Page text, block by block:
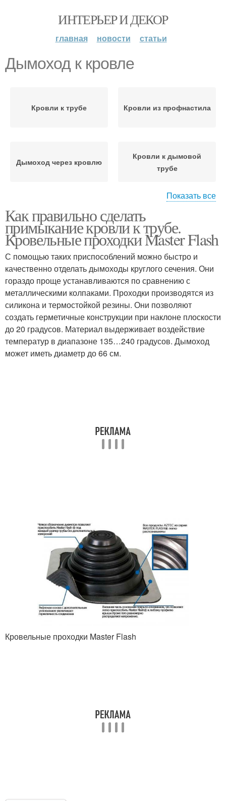
ИНТЕРЬЕР И ДЕКОР
главная новости статьи
Дымоход к кровле
Кровли к трубе Кровли из профнастила
Дымоход через кровлю
Кровли к дымовой
трубе
Трубы к кровле Мягкая кровля
Кровли к круглой трубе
Показать все
Как правильно сделать
примыкание кровли к трубе.
Кровельные проходки Master Flash
С помощью таких приспособлений можно быстро и
качественно отделать дымоходы круглого сечения. Они
гораздо проще устанавливаются по сравнению с
металлическими колпаками. Проходки производятся из
силикона и термостойкой резины. Они позволяют
создать герметичные конструкции при наклоне плоскости
до 20 градусов. Материал выдерживает воздействие
температур в диапазоне 135…240 градусов. Дымоход
может иметь диаметр до 66 см.
Кровельные проходки Master Flash